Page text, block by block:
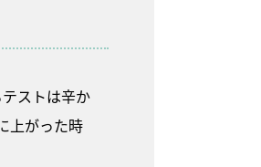
ストは辛か
上がった時